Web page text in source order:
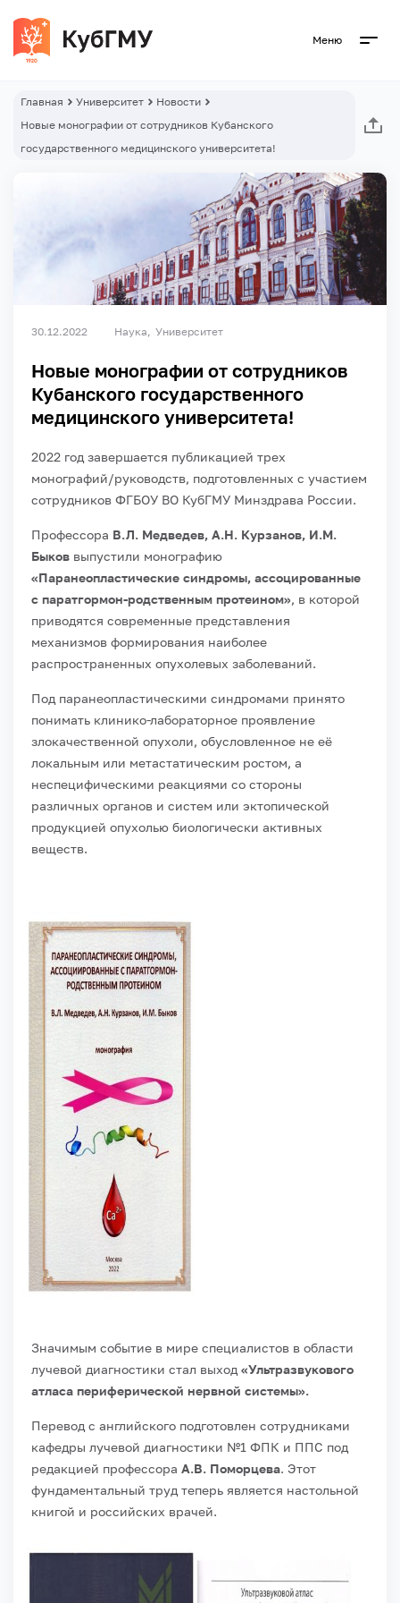
Меню
Главная Университет
Новости
Новые монографии от сотрудников Кубанского
государственного медицинского университета!
30.12.2022 Наука Университет
Новые монографии от сотрудников
Кубанского государственного
медицинского университета!
2022 год завершается публикацией трех
монографий/руководств, подготовленных с участием
сотрудников ФГБОУ ВО КубГМУ Минздрава России.
Профессора В.Л. Медведев, А.Н. Курзанов, И.М.
Быков выпустили монографию
«Паранеопластические синдромы, ассоцированные
с паратгормон-родственным протеином», в которой
приводятся современные представления
механизмов формирования наиболее
распространенных опухолевых заболеваний.
Под паранеопластическими синдромами принято
понимать клинико-лабораторное проявление
злокачественной опухоли, обусловленное не её
локальным или метастатическим ростом, а
неспецифическими реакциями со стороны
различных органов и систем или эктопической
продукцией опухолью биологически активных
веществ.
Значимым событие в мире специалистов в области
лучевой диагностики стал выход «Ультразвукового
атласа периферической нервной системы».
Перевод с английского подготовлен сотрудниками
кафедры лучевой диагностики №1 ФПК и ППС под
редакцией профессора А.В. Поморцева. Этот
фундаментальный труд теперь является настольной
книгой и российских врачей.